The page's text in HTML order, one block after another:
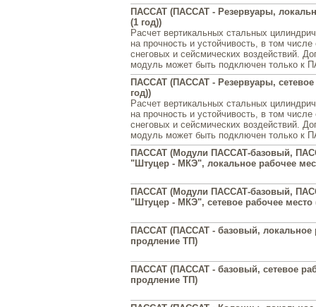
ПАССАТ (ПАССАТ - Резервуары,
(1 год))
Расчет вертикальных стальных
на прочность и устойчивость, в том числе
снеговых и сейсмических воздействий.
модуль может быть подключен только к
ПАССАТ (ПАССАТ - Резервуары, сетевое
год))
Расчет вертикальных стальных
на прочность и устойчивость, в том числе
снеговых и сейсмических воздействий.
модуль может быть подключен только к
ПАССАТ (Модули ПАССАТ-базовый,
"Штуцер - МКЭ", локальное рабочее
ПАССАТ (Модули ПАССАТ-базовый,
"Штуцер - МКЭ", сетевое рабочее место
ПАССАТ (ПАССАТ - базовый, локальное
продление ТП)
ПАССАТ (ПАССАТ - базовый, сетевое
продление ТП)